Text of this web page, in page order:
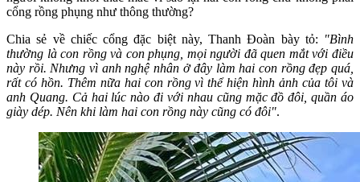
cổng rồng phụng như thông thường?
Chia sẻ về chiếc cổng đặc biệt này, Thanh Đoàn bày tỏ: "Bình
thường là con rồng và con phụng, mọi người đã quen mắt với điều
này rồi. Nhưng vì anh nghệ nhân ở đây làm hai con rồng đẹp quá,
rất có hồn. Thêm nữa hai con rồng vì thể hiện hình ảnh của tôi và
anh Quang. Cả hai lúc nào đi với nhau cũng mặc đồ đôi, quần áo
giày dép. Nên khi làm hai con rồng này cũng có đôi".